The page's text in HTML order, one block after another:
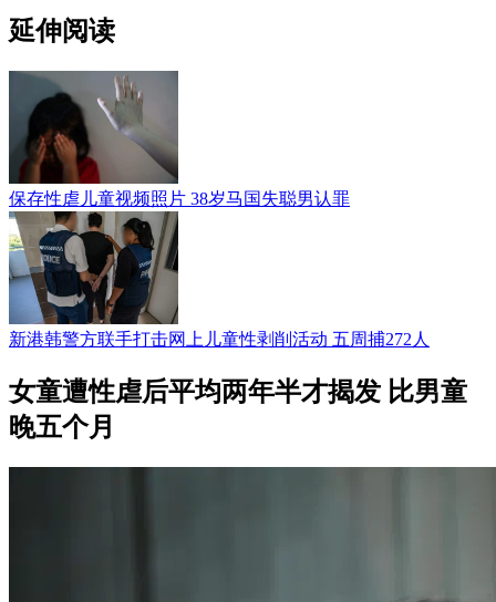
延伸阅读
保存性虐儿童视频照片 38岁马国失聪男认罪
新港韩警方联手打击网上儿童性剥削活动 五周捕272人
女童遭性虐后平均两年半才揭发 比男童
晚五个月